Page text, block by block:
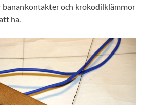
banankontakter och krokodilklämmor
ha.